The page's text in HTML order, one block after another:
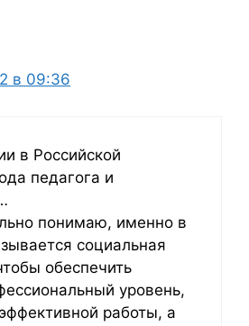
в 09:36
в Российской
педагога и
понимаю, именно в
социальная
обеспечить
уровень,
работы, а